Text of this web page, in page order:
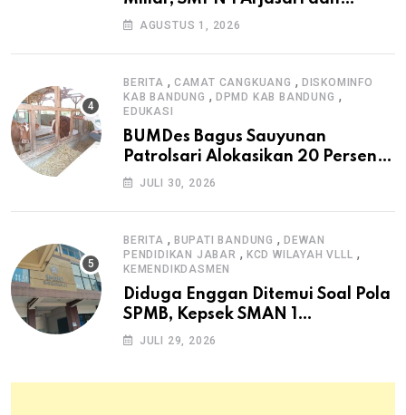
Masyarakat Sambut Antusias
AGUSTUS 1, 2026
BERITA , CAMAT CANGKUANG , DISKOMINFO
KAB BANDUNG , DPMD KAB BANDUNG ,
EDUKASI
BUMDes Bagus Sauyunan
Patrolsari Alokasikan 20 Persen
Dana Desa untuk Ketahanan
JULI 30, 2026
BERITA , BUPATI BANDUNG ,DEWAN
PENDIDIKAN JABAR , KCD WILAYAH VLLL ,
KEMENDIKDASMEN
Diduga Enggan Ditemui Soal Pola
SPMB, Kepsek SMAN 1
Dayeuhkolot Dikeluhkan Orang
JULI 29, 2026